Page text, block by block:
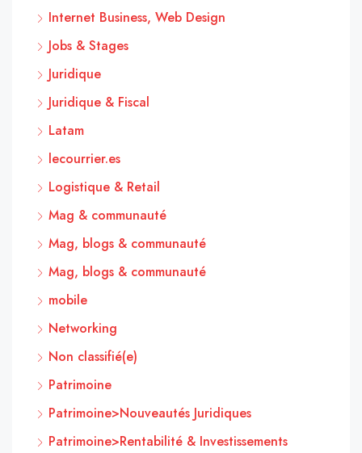
Internet Business, Web Design
Jobs & Stages
Juridique
Juridique & Fiscal
Latam
lecourrier.es
Logistique & Retail
Mag & communauté
Mag, blogs & communauté
Mag, blogs & communauté
mobile
Networking
Non classifié(e)
Patrimoine
Patrimoine>Nouveautés Juridiques
Patrimoine>Rentabilité & Investissements